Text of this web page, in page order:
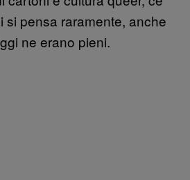
si pensa raramente, anche
ne erano pieni.